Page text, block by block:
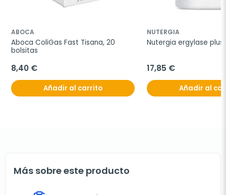
ABOCA
Aboca ColiGas Fast Tisana, 20
bolsitas
8,40 €
Añadir al carrito
NUTERGIA
Nutergia ergylase
17,85 €
Añadir al
Más sobre este producto